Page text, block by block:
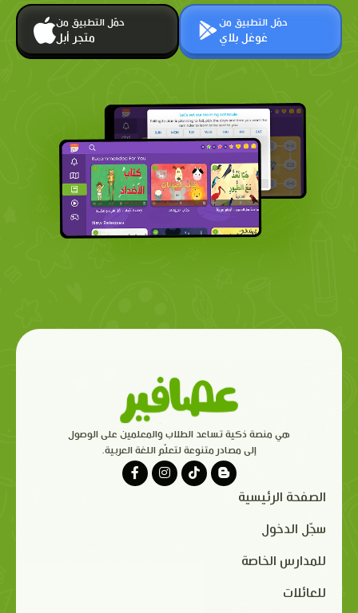
حمّل التطبيق من
متجر أبل
حمّل التطبيق من
غوغل بلاي
هي منصة ذكية تساعد الطلاب والمعلمين على الوصول
إلى مصادر متنوعة لتعلّم اللغة العربية.
الصفحة الرئيسية
سجّل الدخول
للمدارس الخاصة
للعائلات